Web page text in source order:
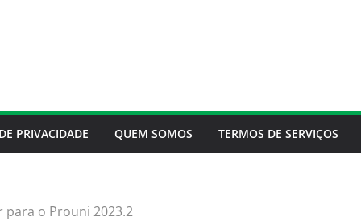
PRIVACIDADE QUEM SOMOS TERMOS DE SERVIÇOS
para o Prouni 2023.2